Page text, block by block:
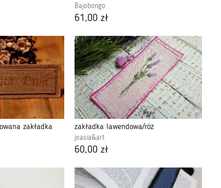
Bajobongo
61,00 zł
zakładka zakładka lawendowa/róż
joasia&art
60,00 zł